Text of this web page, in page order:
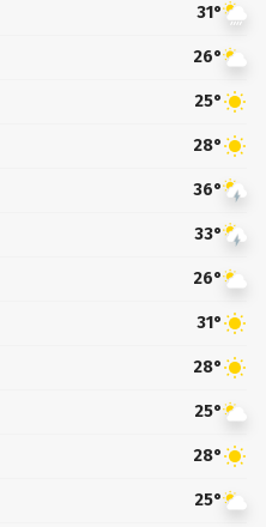
31°
26°
25°
28°
36°
33°
26°
31°
28°
25°
28°
25°